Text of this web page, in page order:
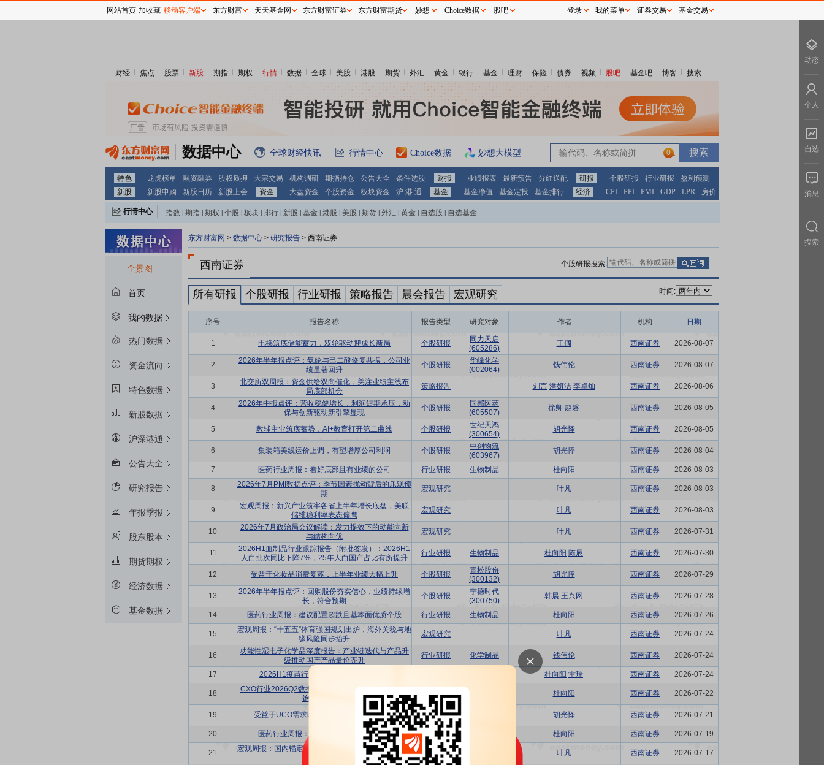
财经 焦点 股票 新股 期指 期权 行情 数据 全球 美股 港股 期货 外汇 黄金 银行 基金 理财 保险 债券 视频 股吧 基金吧 博客 搜索
数据中心 全球财经快讯 行情中心 Choice数据 妙想大模型 0
特色 龙虎榜单 融资融券 股权质押 大宗交易 机构调研 期指持仓 公告大全 条件选股 财报 业绩报表 最新预告 分红送配 研报 个股研报 行业研报
盈利预测
新股
新股申购 新股日历 新股上会 资金 大盘资金 个股资金 板块资金 沪 港 通 基金 基金净值 基金定投 基金排行 经济 CPI PPI PMI GDP LPR 房价
行情中心 指数 期指 期权 个股 板块 排行 新股 基金 港股 美股 期货 外汇 黄金 自选股 自选基金
全景图
首页
我的数据
热门数据
资金流向
特色数据
新股数据
沪深港通
公告大全
研究报告
年报季报
股东股本
期货期权
经济数据
基金数据
东方财富网 > 数据中心 > 研究报告 > 西南证券
西南证券 个股研报搜索:
时间:
所有研报 个股研报 行业研报 策略报告 晨会报告 宏观研究
序号 报告名称 报告类型 研究对象 作者 机构 日期
1 电梯筑底储能蓄力，双轮驱动迎成长新局 个股研报
同力天启
(605286)
王倜 西南证券 2026-08-07
2
2026年半年报点评：氨纶与己二酸修复共振，公司业
绩显著回升
个股研报
华峰化学
(002064)
钱伟伦 西南证券 2026-08-07
3
北交所双周报：资金供给双向催化，关注业绩主线布
局底部机会
策略报告 刘言 潘妍洁 李卓灿 西南证券 2026-08-06
4
2026年中报点评：营收稳健增长，利润短期承压，动
保与创新驱动新引擎显现
个股研报
国邦医药
(605507)
徐卿 赵磐 西南证券 2026-08-05
5 教辅主业筑底蓄势，AI+教育打开第二曲线 个股研报
世纪天鸿
(300654)
胡光怿 西南证券 2026-08-05
6 集装箱美线运价上调，有望增厚公司利润 个股研报
中创物流
(603967)
胡光怿 西南证券 2026-08-04
7 医药行业周报：看好底部且有业绩的公司 行业研报 生物制品 杜向阳 西南证券 2026-08-03
8
2026年7月PMI数据点评：季节因素扰动背后的乐观预
期
宏观研究 叶凡 西南证券 2026-08-03
9
宏观周报：新兴产业筑牢各省上半年增长底盘，美联
储维稳利率表态偏鹰
宏观研究 叶凡 西南证券 2026-08-03
10
2026年7月政治局会议解读：发力提效下的动能向新
与结构向优
宏观研究 叶凡 西南证券 2026-07-31
11
2026H1血制品行业跟踪报告（附批签发）：2026H1
人白批次同比下降7%，25年人白国产占比有所提升
行业研报 生物制品 杜向阳 陈辰 西南证券 2026-07-30
12 受益于化妆品消费复苏，上半年业绩大幅上升 个股研报
青松股份
(300132)
胡光怿 西南证券 2026-07-29
13
2026年半年报点评：回购股份夯实信心，业绩持续增
长，符合预期
个股研报
宁德时代
(300750)
韩晨 王兴网 西南证券 2026-07-28
14 医药行业周报：建议配置超跌且基本面优质个股 行业研报 生物制品 杜向阳 西南证券 2026-07-26
15
宏观周报：“十五五”体育强国规划出炉，海外关税与地
缘风险同步抬升
宏观研究 叶凡 西南证券 2026-07-24
16
功能性湿电子化学品深度报告：产业链迭代与产品升
级推动国产产品量价齐升
行业研报 化学制品 钱伟伦 西南证券 2026-07-24
17 2026H1疫苗行业跟踪报告（附批签发） 杜向阳 雷瑞 西南证券 2026-07-24
18
CXO行业2026Q2数据跟踪：投融资持续回暖，订单
饱满锁定增长
行业研报 杜向阳 西南证券 2026-07-22
19 受益于UCO需求旺盛，上半年业绩大幅上升 个股研报 胡光怿 西南证券 2026-07-21
20 医药行业周报：短期市场回调，静待企稳 行业研报 杜向阳 西南证券 2026-07-19
21
宏观周报：国内锚定“十五五”消费增长主线，美国通胀
宏观研究 叶凡 西南证券 2026-07-17
网站首页 加收藏 移动客户端 东方财富 天天基金网 东方财富证券 东方财富期货 妙想 Choice数据 股吧 登录 我的菜单 证券交易 基金交易
动态
个人
自选
消息
搜索